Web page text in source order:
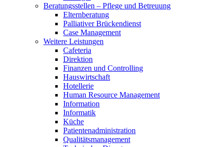
Beratungsstellen – Pflege und Betreuung
Elternberatung
Palliativer Brückendienst
Case Management
Weitere Leistungen
Cafeteria
Direktion
Finanzen und Controlling
Hauswirtschaft
Hotellerie
Human Resource Management
Information
Informatik
Küche
Patientenadministration
Qualitätsmanagement